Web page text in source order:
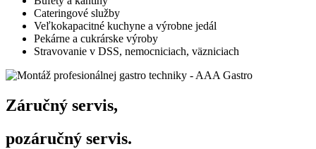
Cateringové služby
Veľkokapacitné kuchyne a výrobne jedál
Pekárne a cukrárske výroby
Stravovanie v DSS, nemocniciach, väzniciach
Záručný servis,
pozáručný servis.